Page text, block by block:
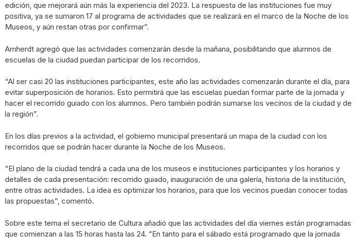
edición, que mejorará aún más la experiencia del 2023. La respuesta de las instituciones fue muy
positiva, ya se sumaron 17 al programa de actividades que se realizará en el marco de la Noche de los
Museos, y aún restan otras por confirmar”.
Amherdt agregó que las actividades comenzarán desde la mañana, posibilitando que alumnos de
escuelas de la ciudad puedan participar de los recorridos.
“Al ser casi 20 las instituciones participantes, este año las actividades comenzarán durante el día, para
evitar superposición de horarios. Esto permitirá que las escuelas puedan formar parte de la jornada y
hacer el recorrido guiado con los alumnos. Pero también podrán sumarse los vecinos de la ciudad y de
la región”.
En los días previos a la actividad, el gobierno municipal presentará un mapa de la ciudad con los
recorridos que se podrán hacer durante la Noche de los Museos.
“El plano de la ciudad tendrá a cada una de los museos e instituciones participantes y los horarios y
detalles de cada presentación: recorrido guiado, inauguración de una galería, historia de la institución,
entre otras actividades. La idea es optimizar los horarios, para que los vecinos puedan conocer todas
las propuestas”, comentó.
Sobre este tema el secretario de Cultura añadió que las actividades del día viernes están programadas
que comienzan a las 15 horas hasta las 24. “En tanto para el sábado está programado que la jornada